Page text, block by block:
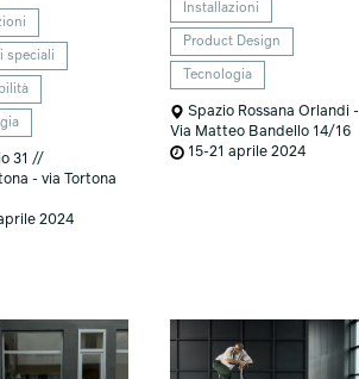
speciali
31 //
- via Tortona
2024
Installazioni
Product Design
Tecnologia
Spazio Rossana Orlandi -
Via Matteo Bandello 14/16
15-21 aprile 2024